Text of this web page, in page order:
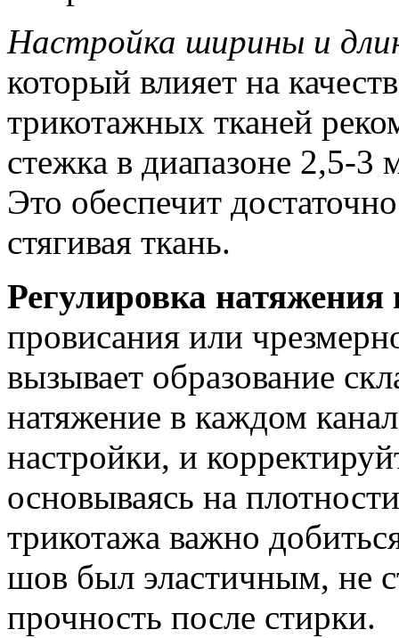
Настройка ширины и
который влияет на
трикотажных тканей
стежка в диапазоне 2,5-
Это обеспечит
стягивая ткань.
Регулировка натяжения
провисания или
вызывает образование
натяжение в каждом
настройки, и
основываясь на
трикотажа важно
шов был эластичным, не
прочность после стирки.